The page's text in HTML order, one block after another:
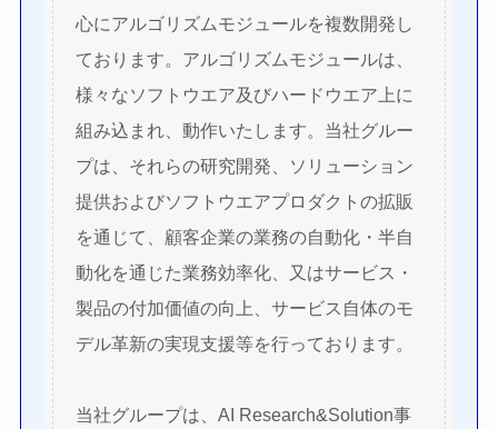
心にアルゴリズムモジュールを複数開発し
ております。アルゴリズムモジュールは、
様々なソフトウエア及びハードウエア上に
組み込まれ、動作いたします。当社グルー
プは、それらの研究開発、ソリューション
提供およびソフトウエアプロダクトの拡販
を通じて、顧客企業の業務の自動化・半自
動化を通じた業務効率化、又はサービス・
製品の付加価値の向上、サービス自体のモ
デル革新の実現支援等を行っております。
当社グループは、AI Research&Solution事